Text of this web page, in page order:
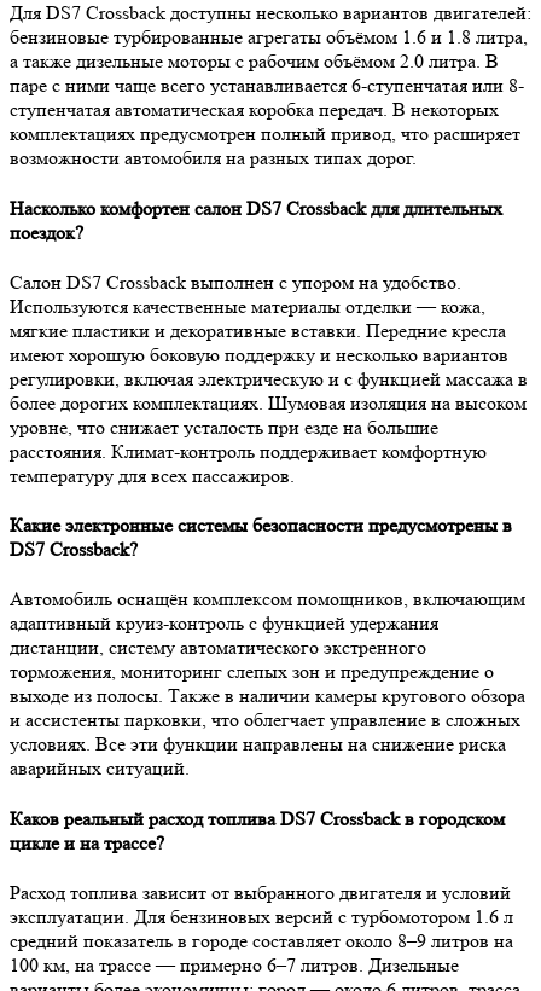
Для DS7 Crossback доступны несколько вариантов двигателей:
бензиновые турбированные агрегаты объёмом 1.6 и 1.8 литра,
а также дизельные моторы с рабочим объёмом 2.0 литра. В
паре с ними чаще всего устанавливается 6-ступенчатая или 8-
ступенчатая автоматическая коробка передач. В некоторых
комплектациях предусмотрен полный привод, что расширяет
возможности автомобиля на разных типах дорог.
Насколько комфортен салон DS7 Crossback для длительных
поездок?
Салон DS7 Crossback выполнен с упором на удобство.
Используются качественные материалы отделки — кожа,
мягкие пластики и декоративные вставки. Передние кресла
имеют хорошую боковую поддержку и несколько вариантов
регулировки, включая электрическую и с функцией массажа в
более дорогих комплектациях. Шумовая изоляция на высоком
уровне, что снижает усталость при езде на большие
расстояния. Климат-контроль поддерживает комфортную
температуру для всех пассажиров.
Какие электронные системы безопасности предусмотрены в
DS7 Crossback?
Автомобиль оснащён комплексом помощников, включающим
адаптивный круиз-контроль с функцией удержания
дистанции, систему автоматического экстренного
торможения, мониторинг слепых зон и предупреждение о
выходе из полосы. Также в наличии камеры кругового обзора
и ассистенты парковки, что облегчает управление в сложных
условиях. Все эти функции направлены на снижение риска
аварийных ситуаций.
Каков реальный расход топлива DS7 Crossback в городском
цикле и на трассе?
Расход топлива зависит от выбранного двигателя и условий
эксплуатации. Для бензиновых версий с турбомотором 1.6 л
средний показатель в городе составляет около 8–9 литров на
100 км, на трассе — примерно 6–7 литров. Дизельные